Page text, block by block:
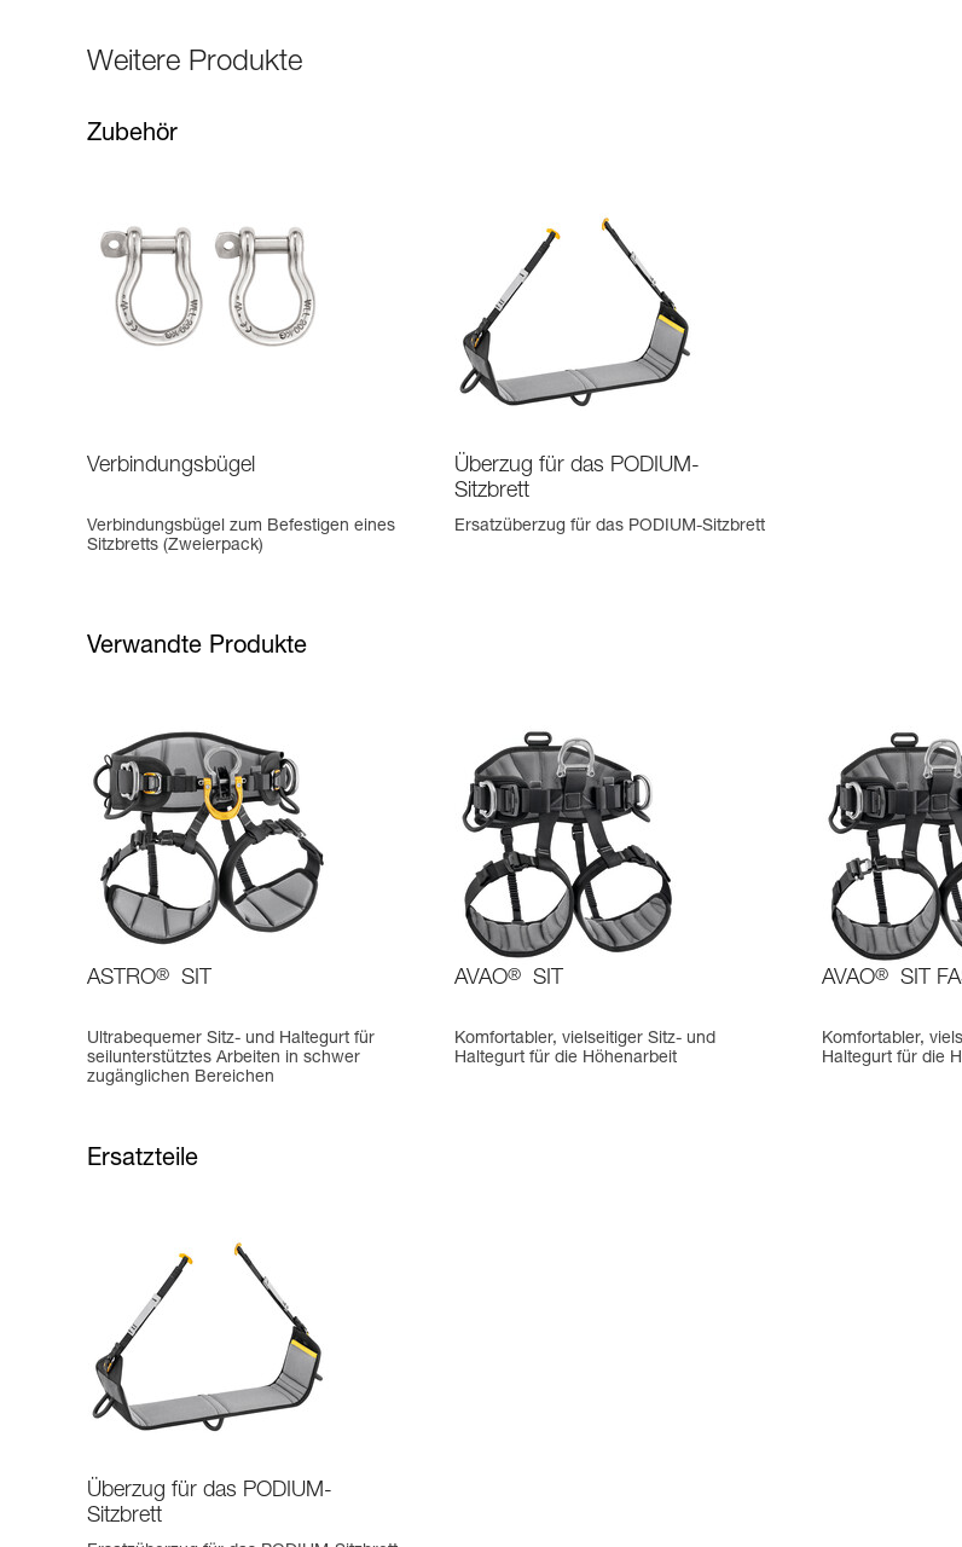
Weitere Produkte
Zubehör
Verbindungsbügel
Verbindungsbügel zum Befestigen eines
Sitzbretts (Zweierpack)
Überzug für das PODIUM-
Sitzbrett
Ersatzüberzug für das PODIUM-Sitzbrett
Verwandte Produkte
ASTRO® SIT
Ultrabequemer Sitz- und Haltegurt für
seilunterstütztes Arbeiten in schwer
zugänglichen Bereichen
AVAO® SIT
Komfortabler, vielseitiger Sitz- und
Haltegurt für die Höhenarbeit
AVAO® SIT
Komfortabler,
Haltegurt für die
Ersatzteile
Überzug für das PODIUM-
Sitzbrett